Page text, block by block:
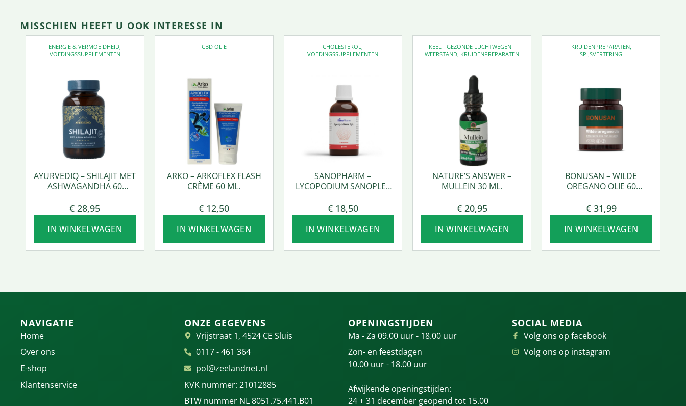
MISSCHIEN HEEFT U OOK INTERESSE IN
ENERGIE & VERMOEIDHEID,
VOEDINGSSUPPLEMENTEN
AYURVEDIQ – SHILAJIT MET
ASHWAGANDHA 60
€ 28,95
IN WINKELWAGEN
CBD OLIE
ARKO – ARKOFLEX FLASH
CRÈME 60 ML.
€ 12,50
IN WINKELWAGEN
CHOLESTEROL,
VOEDINGSSUPPLEMENTEN
SANOPHARM –
LYCOPODIUM SANOPLEX
€18,50
IN WINKELWAGEN
KEEL - GEZONDE LUCHTWEGEN -
WEERSTAND, KRUIDENPREPARATEN
NATURE’S ANSWER –
MULLEIN 30 ML.
€20,95
IN WINKELWAGEN
KRUIDENPREPARATEN,
SPIJSVERTERING
BONUSAN – WILDE
OREGANO OLIE 60
€31,99
IN WINKELWAGEN
NAVIGATIE
Home
Over ons
E-shop
Klantenservice
ONZE GEGEVENS
Vrijstraat 1, 4524 CE Sluis
0117 - 461 364
pol@zeelandnet.nl
KVK nummer: 21012885
BTW nummer NL 8051.75.441.B01
OPENINGSTIJDEN
Ma - Za 09.00 uur - 18.00 uur
Zon- en feestdagen
10.00 uur - 18.00 uur
Afwijkende openingstijden:
24 + 31 december geopend tot 15.00
SOCIAL MEDIA
Volg ons op facebook
Volg ons op instagram